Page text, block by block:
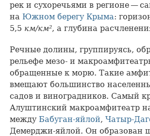
рек и сухоречьями в регионе —
на Южном берегу Крыма:
5,5 км/км², а глубина
Речные долины, группируясь,
рельефе мезо- и
обращенные к морю. Такие
вмещают большинство
садов и виноградников. Самый
Алуштинский макроамфитеатр
между Бабуган-яйлой, Чатыр-
Демерджи-яйлой. Он образован